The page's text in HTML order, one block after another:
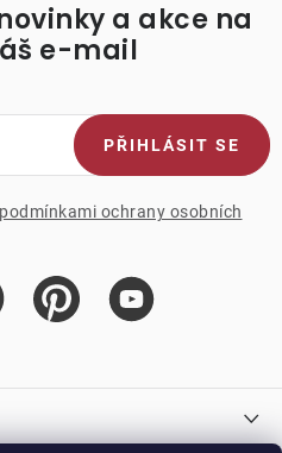
a akce na
e-mail
podmínkami ochrany osobních
PŘIHLÁSIT SE